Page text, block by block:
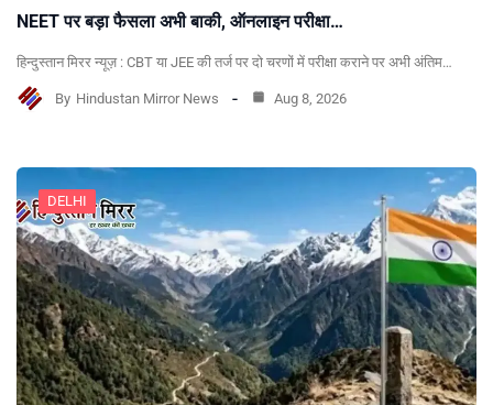
NEET पर बड़ा फैसला अभी बाकी, ऑनलाइन परीक्षा…
हिन्दुस्तान मिरर न्यूज़ : CBT या JEE की तर्ज पर दो चरणों में परीक्षा कराने पर अभी अंतिम…
By Hindustan Mirror News Aug 8, 2026
DELHI